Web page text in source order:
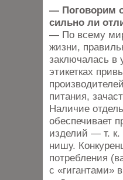
— Поговорим
сильно ли
— По всему
жизни,
заключалась в
этикетках
питания,
Наличие
обеспечивает
изделий — ​т.
нишу.
потребления
с «гигантами»